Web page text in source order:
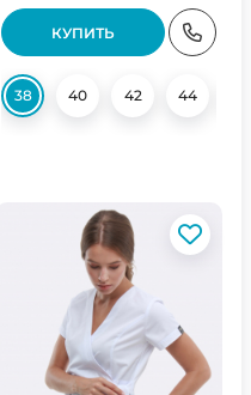
52
КУПИТЬ
38 40 42 44